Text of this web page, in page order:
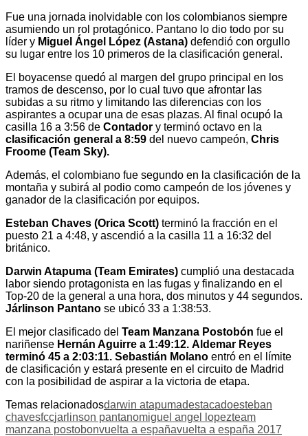
Fue una jornada inolvidable con los colombianos siempre
asumiendo un rol protagónico. Pantano lo dio todo por su
líder y Miguel Ángel López (Astana) defendió con orgullo
su lugar entre los 10 primeros de la clasificación general.
El boyacense quedó al margen del grupo principal en los
tramos de descenso, por lo cual tuvo que afrontar las
subidas a su ritmo y limitando las diferencias con los
aspirantes a ocupar una de esas plazas. Al final ocupó la
casilla 16 a 3:56 de Contador y terminó octavo en la
clasificación general a 8:59 del nuevo campeón, Chris
Froome (Team Sky).
Además, el colombiano fue segundo en la clasificación de la
montaña y subirá al podio como campeón de los jóvenes y
ganador de la clasificación por equipos.
Esteban Chaves (Orica Scott) terminó la fracción en el
puesto 21 a 4:48, y ascendió a la casilla 11 a 16:32 del
británico.
Darwin Atapuma (Team Emirates) cumplió una destacada
labor siendo protagonista en las fugas y finalizando en el
Top-20 de la general a una hora, dos minutos y 44 segundos.
Járlinson Pantano se ubicó 33 a 1:38:53.
El mejor clasificado del Team Manzana Postobón fue el
nariñense Hernán Aguirre a 1:49:12. Aldemar Reyes
terminó 45 a 2:03:11. Sebastián Molano entró en el límite
de clasificación y estará presente en el circuito de Madrid
con la posibilidad de aspirar a la victoria de etapa.
Temas relacionadosdarwin atapumadestacadoesteban
chavesfccjarlinson pantanomiguel angel lopezteam
manzana postobonvuelta a españavuelta a españa 2017